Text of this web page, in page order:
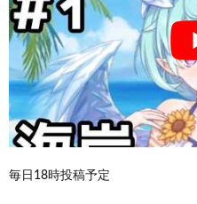
毎日18時投稿予定